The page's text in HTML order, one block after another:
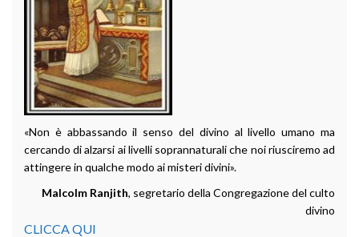
«Non è abbassando il senso del divino al livello umano ma
cercando di alzarsi ai livelli soprannaturali che noi riusciremo ad
attingere in qualche modo ai misteri divini».
Malcolm Ranjith, segretario della Congregazione del culto
divino
CLICCA QUI